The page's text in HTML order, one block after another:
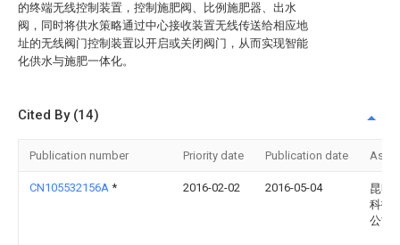
的终端无线控制装置，控制施肥阀、比例施肥器、出水
阀，同时将供水策略通过中心接收装置无线传送给相应地
址的无线阀门控制装置以开启或关闭阀门，从而实现智能
化供水与施肥一体化。
Cited By (14)
Publication number Priority date Publication date
CN105532156A * 2016-02-02 2016-05-04
昆明
科技
公司